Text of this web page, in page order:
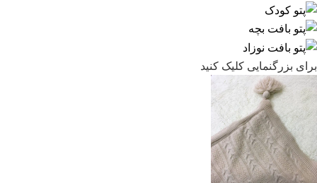
برای بزرگنمایی کلیک کنید